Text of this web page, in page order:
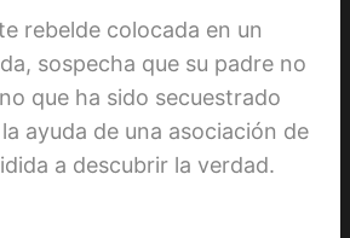
rebelde colocada en un
sospecha que su padre no
que ha sido secuestrado
ayuda de una asociación de
a descubrir la verdad.